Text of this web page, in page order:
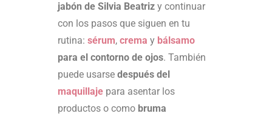
jabón de Silvia Beatriz y continuar
con los pasos que siguen en tu
rutina: sérum, crema y bálsamo
para el contorno de ojos. También
puede usarse después del
maquillaje para asentar los
productos o como bruma